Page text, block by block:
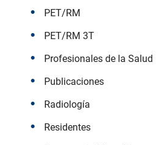
PET/RM
PET/RM 3T
Profesionales de la Salud
Publicaciones
Radiología
Residentes